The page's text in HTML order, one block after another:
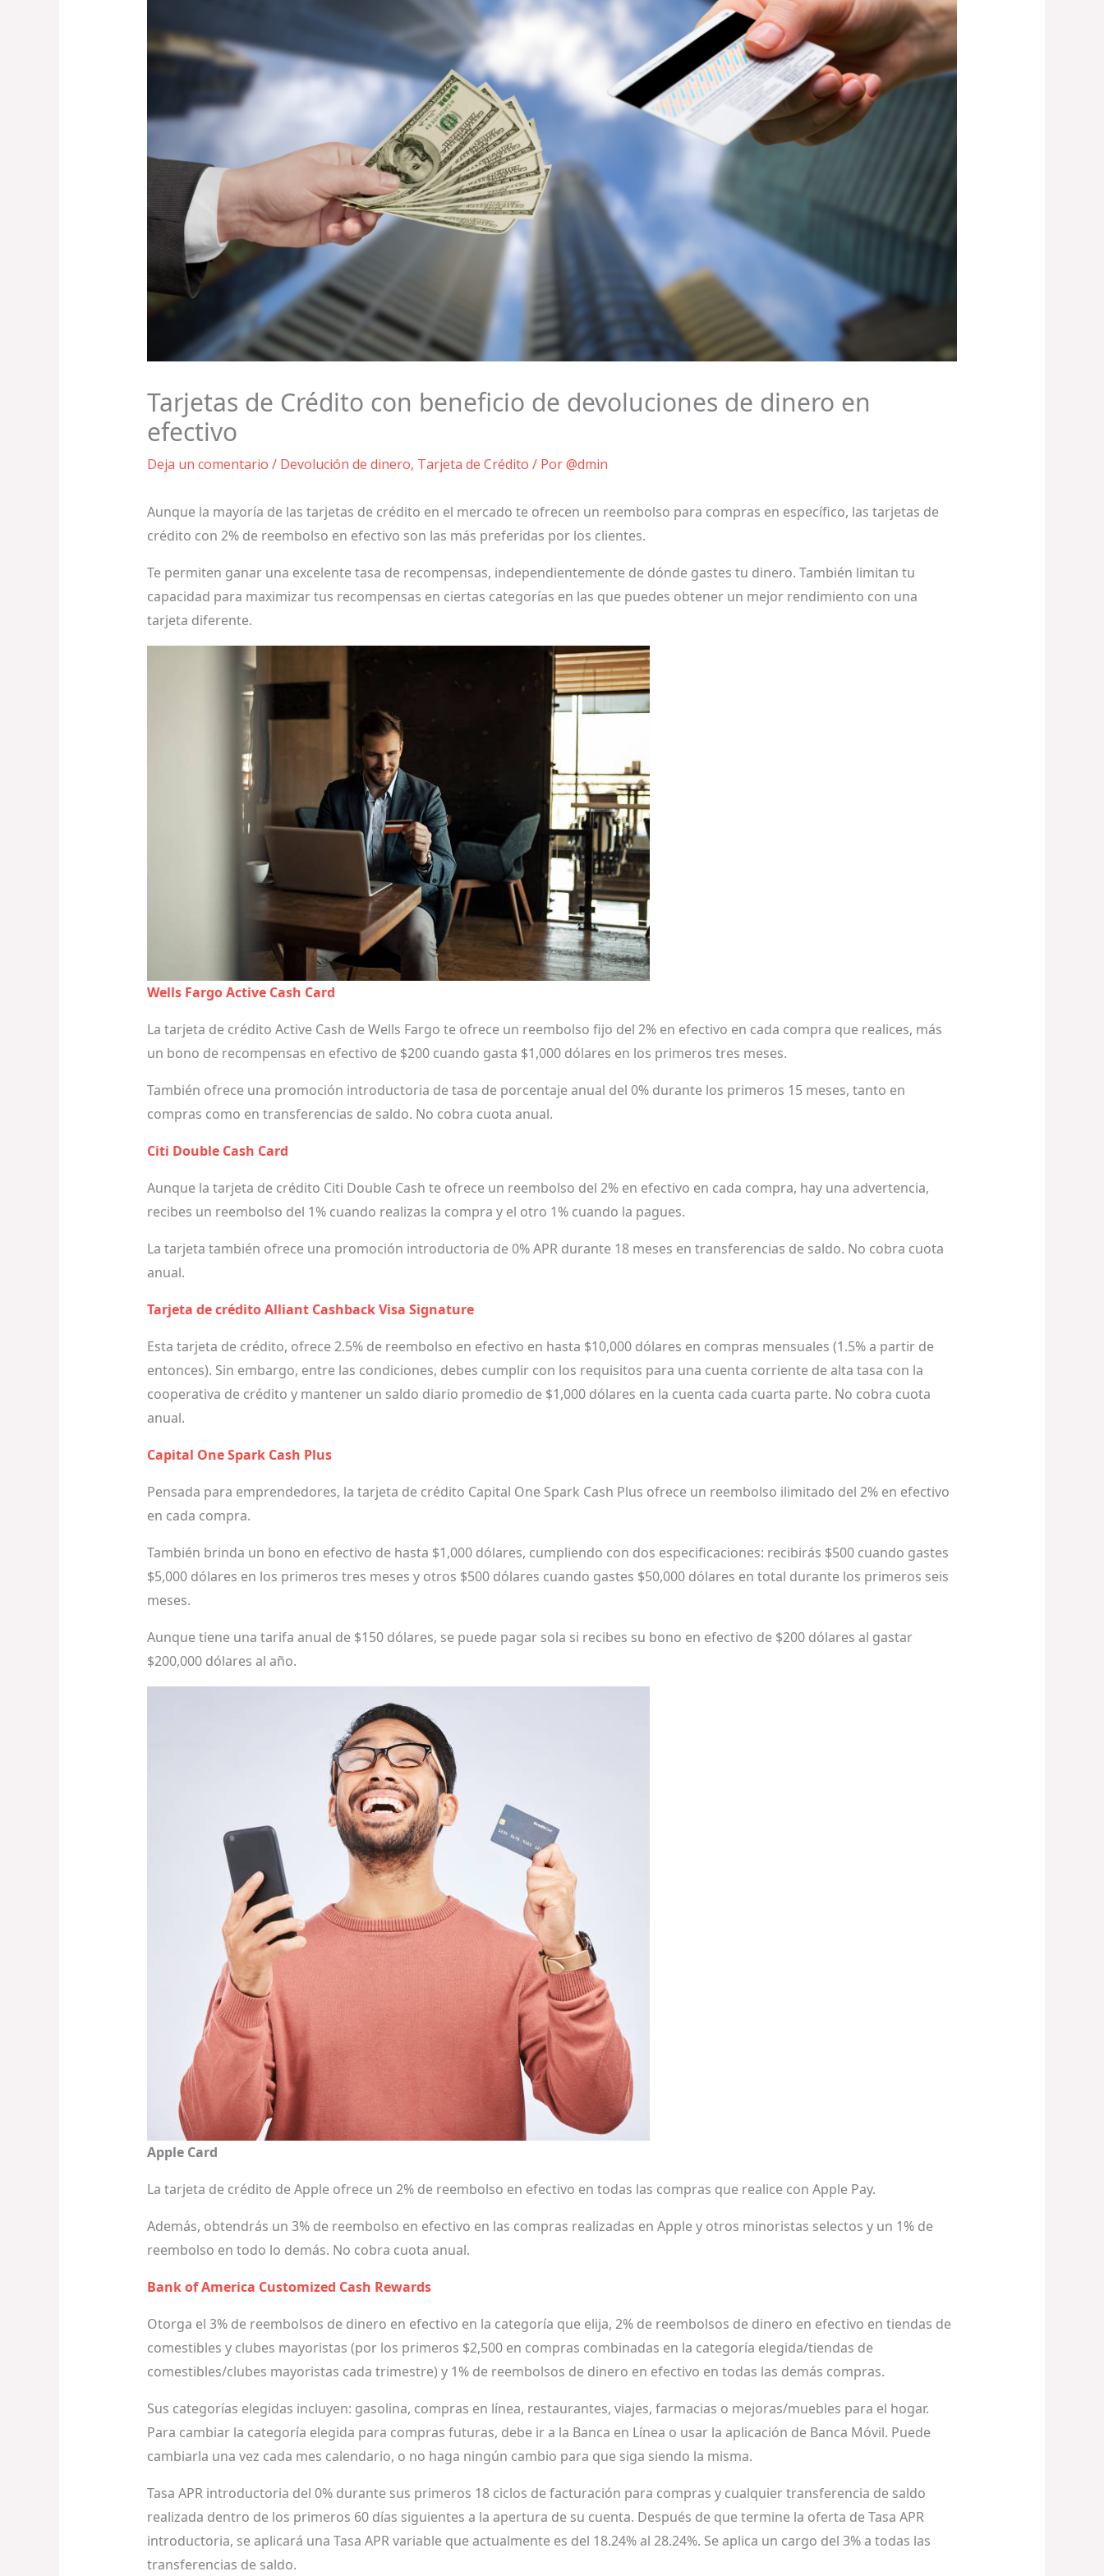
Tarjetas de Crédito con beneficio de devoluciones de dinero en
efectivo
Deja un comentario / Devolución de dinero, Tarjeta de Crédito / Por@dmin
Aunque la mayoría de las tarjetas de crédito en el mercado te ofrecen un reembolso para compras en específico, las tarjetas de
crédito con 2% de reembolso en efectivo son las más preferidas por los clientes.
Te permiten ganar una excelente tasa de recompensas, independientemente de dónde gastes tu dinero. También limitan tu
capacidad para maximizar tus recompensas en ciertas categorías en las que puedes obtener un mejor rendimiento con una
tarjeta diferente.
Wells Fargo Active Cash Card
La tarjeta de crédito Active Cash de Wells Fargo te ofrece un reembolso fijo del 2% en efectivo en cada compra que realices, más
un bono de recompensas en efectivo de $200 cuando gasta $1,000 dólares en los primeros tres meses.
También ofrece una promoción introductoria de tasa de porcentaje anual del 0% durante los primeros 15 meses, tanto en
compras como en transferencias de saldo. No cobra cuota anual.
Citi Double Cash Card
Aunque la tarjeta de crédito Citi Double Cash te ofrece un reembolso del 2% en efectivo en cada compra, hay una advertencia,
recibes un reembolso del 1% cuando realizas la compra y el otro 1% cuando la pagues.
La tarjeta también ofrece una promoción introductoria de 0% APR durante 18 meses en transferencias de saldo. No cobra cuota
anual.
Tarjeta de crédito Alliant Cashback Visa Signature
Esta tarjeta de crédito, ofrece 2.5% de reembolso en efectivo en hasta $10,000 dólares en compras mensuales (1.5% a partir de
entonces). Sin embargo, entre las condiciones, debes cumplir con los requisitos para una cuenta corriente de alta tasa con la
cooperativa de crédito y mantener un saldo diario promedio de $1,000 dólares en la cuenta cada cuarta parte. No cobra cuota
anual.
Capital One Spark Cash Plus
Pensada para emprendedores, la tarjeta de crédito Capital One Spark Cash Plus ofrece un reembolso ilimitado del 2% en efectivo
en cada compra.
También brinda un bono en efectivo de hasta $1,000 dólares, cumpliendo con dos especificaciones: recibirás $500 cuando gastes
$5,000 dólares en los primeros tres meses y otros $500 dólares cuando gastes $50,000 dólares en total durante los primeros seis
meses.
Aunque tiene una tarifa anual de $150 dólares, se puede pagar sola si recibes su bono en efectivo de $200 dólares al gastar
$200,000 dólares al año.
Apple Card
La tarjeta de crédito de Apple ofrece un 2% de reembolso en efectivo en todas las compras que realice con Apple Pay.
Además, obtendrás un 3% de reembolso en efectivo en las compras realizadas en Apple y otros minoristas selectos y un 1% de
reembolso en todo lo demás. No cobra cuota anual.
Bank of America Customized Cash Rewards
Otorga el 3% de reembolsos de dinero en efectivo en la categoría que elija, 2% de reembolsos de dinero en efectivo en tiendas de
comestibles y clubes mayoristas (por los primeros $2,500 en compras combinadas en la categoría elegida/tiendas de
comestibles/clubes mayoristas cada trimestre) y 1% de reembolsos de dinero en efectivo en todas las demás compras.
Sus categorías elegidas incluyen: gasolina, compras en línea, restaurantes, viajes, farmacias o mejoras/muebles para el hogar.
Para cambiar la categoría elegida para compras futuras, debe ir a la Banca en Línea o usar la aplicación de Banca Móvil. Puede
cambiarla una vez cada mes calendario, o no haga ningún cambio para que siga siendo la misma.
Tasa APR introductoria del 0% durante sus primeros 18 ciclos de facturación para compras y cualquier transferencia de saldo
realizada dentro de los primeros 60 días siguientes a la apertura de su cuenta. Después de que termine la oferta de Tasa APR
introductoria, se aplicará una Tasa APR variable que actualmente es del 18.24% al 28.24%. Se aplica un cargo del 3% a todas las
transferencias de saldo.